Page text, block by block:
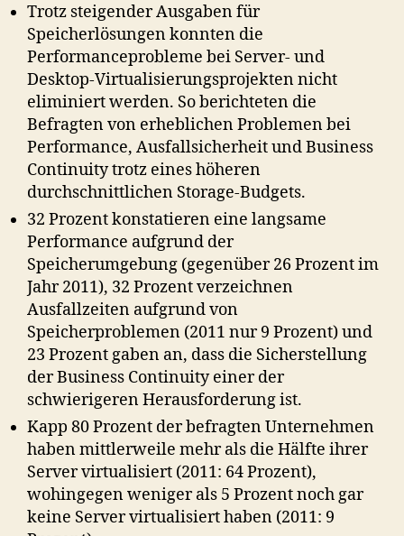
Trotz steigender Ausgaben für
Speicherlösungen konnten die
Performanceprobleme bei Server- und
Desktop-Virtualisierungsprojekten nicht
eliminiert werden. So berichteten die
Befragten von erheblichen Problemen bei
Performance, Ausfallsicherheit und Business
Continuity trotz eines höheren
durchschnittlichen Storage-Budgets.
32 Prozent konstatieren eine langsame
Performance aufgrund der
Speicherumgebung (gegenüber 26 Prozent im
Jahr 2011), 32 Prozent verzeichnen
Ausfallzeiten aufgrund von
Speicherproblemen (2011 nur 9 Prozent) und
23 Prozent gaben an, dass die Sicherstellung
der Business Continuity einer der
schwierigeren Herausforderung ist.
Kapp 80 Prozent der befragten Unternehmen
haben mittlerweile mehr als die Hälfte ihrer
Server virtualisiert (2011: 64 Prozent),
wohingegen weniger als 5 Prozent noch gar
keine Server virtualisiert haben (2011: 9